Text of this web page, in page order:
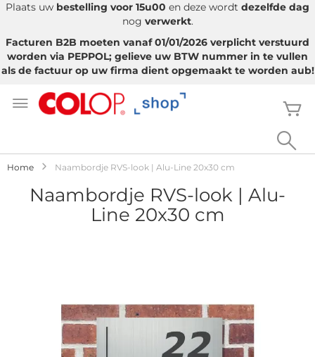
Plaats uw bestelling voor 15u00 en deze wordt dezelfde dag
nog verwerkt.
Facturen B2B moeten vanaf 01/01/2026 verplicht verstuurd
worden via PEPPOL; gelieve uw BTW nummer in te vullen
als de factuur op uw firma dient opgemaakt te worden aub!
naar
Home Naambordje RVS-look | Alu-Line 20x30 cm
Naambordje RVS-look | Alu-
Line 20x30 cm
afbeeldingen-